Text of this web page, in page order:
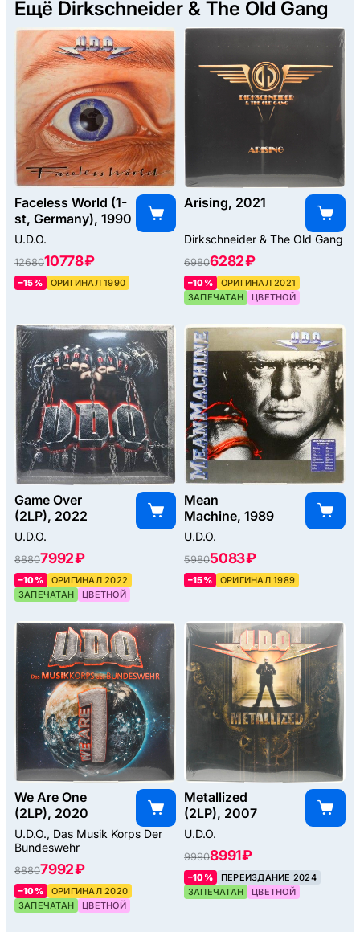
Ещё Dirkschneider & The Old Gang
Faceless World (1-
st, Germany), 1990
U.D.O.
1268010778 ₽
–15% ОРИГИНАЛ 1990
Arising, 2021
Dirkschneider & The Old Gang
69806282 ₽
–10%
ОРИГИНАЛ 2021
ЗАПЕЧАТАН
ЦВЕТНОЙ
Game Over
(2LP), 2022
U.D.O.
88807992 ₽
–10%
ОРИГИНАЛ 2022
ЗАПЕЧАТАН
ЦВЕТНОЙ
Mean
Machine, 1989
U.D.O.
59805083 ₽
–15% ОРИГИНАЛ 1989
We Are One
(2LP), 2020
U.D.O., Das Musik Korps Der
Bundeswehr
88807992 ₽
–10%
ОРИГИНАЛ 2020
ЗАПЕЧАТАН
ЦВЕТНОЙ
Metallized
(2LP), 2007
U.D.O.
99908991 ₽
–10%
ПЕРЕИЗДАНИЕ 2024
ЗАПЕЧАТАН
ЦВЕТНОЙ